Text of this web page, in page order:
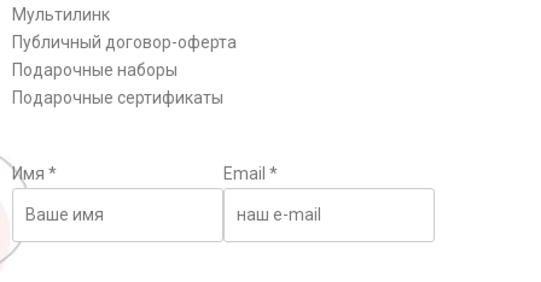
Мультилинк
Публичный договор-оферта
Подарочные наборы
Подарочные сертификаты
Имя * Email *